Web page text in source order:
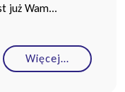
już Wam...
Więcej…